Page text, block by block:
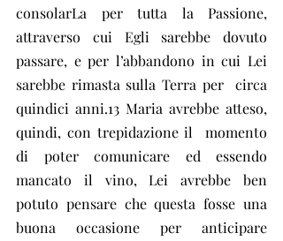
consolarLa per tutta la Passione,
attraverso cui Egli sarebbe dovuto
passare, e per l’abbandono in cui Lei
sarebbe rimasta sulla Terra per  circa
quindici anni.13 Maria avrebbe atteso,
quindi, con trepidazione il  momento
di poter comunicare ed essendo
mancato il vino, Lei avrebbe ben
potuto pensare che questa fosse una
buona occasione per anticipare